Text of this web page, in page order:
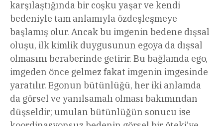
karşılaştığında bir coşku yaşar ve kendi
bedeniyle tam anlamıyla özdeşleşmeye
başlamış olur. Ancak bu imgenin bedene dışsal
oluşu, ilk kimlik duygusunun egoya da dışsal
olmasını beraberinde getirir. Bu bağlamda ego,
imgeden önce gelmez fakat imgenin imgesinde
yaratılır. Egonun bütünlüğü, her iki anlamda
da görsel ve yanılsamalı olması bakımından
düşseldir; umulan bütünlüğün sonucu ise